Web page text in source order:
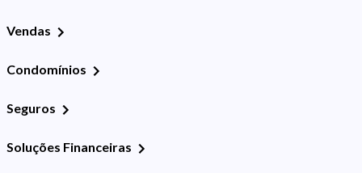
Vendas
Condomínios
Seguros
Soluções Financeiras